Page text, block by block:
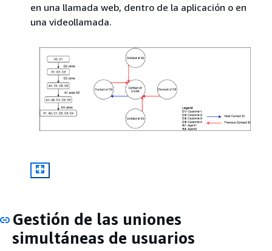
en una llamada web, dentro de la aplicación o en
una videollamada.
Gestión de las uniones
simultáneas de usuarios